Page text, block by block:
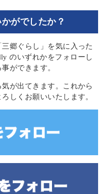
がでしたか？
郷ぐらし」を気に入った
のいずれかをフォローし
ができます。
が出てきます。これから
しくお願いいたします。